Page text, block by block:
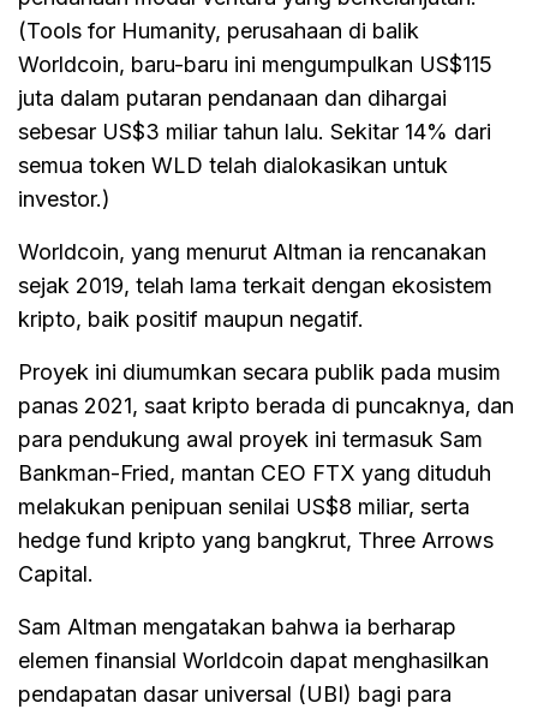
(Tools for Humanity, perusahaan di balik
Worldcoin, baru-baru ini mengumpulkan US$115
juta dalam putaran pendanaan dan dihargai
sebesar US$3 miliar tahun lalu. Sekitar 14% dari
semua token WLD telah dialokasikan untuk
investor.)
Worldcoin, yang menurut Altman ia rencanakan
sejak 2019, telah lama terkait dengan ekosistem
kripto, baik positif maupun negatif.
Proyek ini diumumkan secara publik pada musim
panas 2021, saat kripto berada di puncaknya, dan
para pendukung awal proyek ini termasuk Sam
Bankman-Fried, mantan CEO FTX yang dituduh
melakukan penipuan senilai US$8 miliar, serta
hedge fund kripto yang bangkrut, Three Arrows
Capital.
Sam Altman mengatakan bahwa ia berharap
elemen finansial Worldcoin dapat menghasilkan
pendapatan dasar universal (UBI) bagi para